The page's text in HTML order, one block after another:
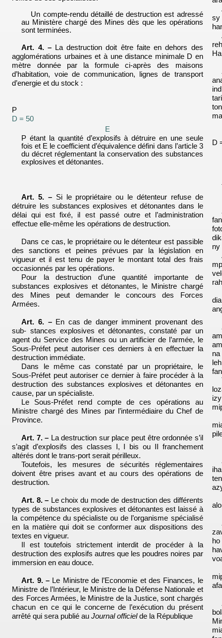
Un compte-rendu détaillé de destruction est adressé
au Ministère chargé des Mines dès que les opérations
sont terminées.
Art. 4. –La destruction doit être faite en dehors des
agglomérations urbaines et à une distance minimale D en
mètre donnéepar la formule ci-après des maisons
d’habitation, voie de communication, lignes de transport
d’energie et du stock :
P
D = 50
E
P étant la quantité d’explosifs à détruire en une seule
fois et E le coefficient d’équivalence défini dans l’article 3
du décret réglementant la conservation des substances
explosives et détonantes.
Art. 5. – Si le propriétaire ou le détenteur refuse de
détruire les substances explosives et détonantes dans le
délai qui est fixé, il est passé outre et l’administration
effectue elle-même les opérations de destruction.
Dans ce cas, le propriétaire ou le détenteur est passible
des sanctions et peines prévues par la législation en
vigueur et il est tenu de payer le montant total des frais
occasionnés par les opérations.
Pour la destruction d’une quantité importante de
substances explosives et détonantes, le Ministre chargé
des Mines peut demander le concours des Forces
Armées.
Art. 6. – En cas de danger imminent provenant des
sub- stances explosives et détonantes, constaté par un
agent du Service des Mines ou un artificier de l’armée, le
Sous-Préfet peut autoriser ces derniers à en effectuer la
destruction immédiate.
Dans le même cas constaté par un propriétaire, le
Sous-Préfet peut autoriser ce dernier à faire procéder à la
destruction des substances explosives et détonantes en
cause, par un spécialiste.
Le Sous-Préfet rend compte de ces opérations au
Ministre chargé des Mines par l’intermédiaire du Chef de
Province.
Art. 7. – La destruction sur place peut être ordonnée s’il
s’agit d’explosifs des classes I, I bis ou II franchement
altérés dont le trans-port serait périlleux.
Toutefois, les mesures de sécurités réglementaires
doivent être prises avant et au cours des opérations de
destruction.
Art. 8. – Le choix du mode de destruction des différents
types de substances explosives et détonantes est laissé à
la compétence du spécialiste ou de l’organisme spécialisé
en la matière qui doit se conformer aux dispositions des
textes en vigueur.
Il est toutefois strictement interdit de procéder à la
destruction des explosifs autres que les poudres noires par
immersion en eau douce.
Art. 9. – Le Ministre de l’Economie et des Finances, le
Ministre de l’Intérieur, le Ministre de la Défense Nationale et
des Forces Armées, le Ministre de la Justice, sont chargés
chacun en ce qui le concerne de l’exécution du présent
arrêté qui sera publié auJournal officielde la République
sy
D
ny